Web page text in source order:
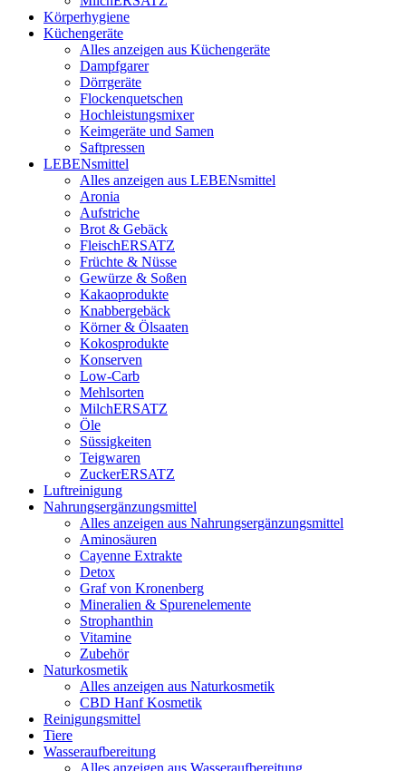
Körperhygiene
Küchengeräte
Alles anzeigen aus Küchengeräte
Dampfgarer
Dörrgeräte
Flockenquetschen
Hochleistungsmixer
Keimgeräte und Samen
Saftpressen
LEBENsmittel
Alles anzeigen aus LEBENsmittel
Aronia
Aufstriche
Brot & Gebäck
FleischERSATZ
Früchte & Nüsse
Gewürze & Soßen
Kakaoprodukte
Knabbergebäck
Körner & Ölsaaten
Kokosprodukte
Konserven
Low-Carb
Mehlsorten
MilchERSATZ
Öle
Süssigkeiten
Teigwaren
ZuckerERSATZ
Luftreinigung
Nahrungsergänzungsmittel
Alles anzeigen aus Nahrungsergänzungsmittel
Aminosäuren
Cayenne Extrakte
Detox
Graf von Kronenberg
Mineralien & Spurenelemente
Strophanthin
Vitamine
Zubehör
Naturkosmetik
Alles anzeigen aus Naturkosmetik
CBD Hanf Kosmetik
Reinigungsmittel
Tiere
Wasseraufbereitung
Alles anzeigen aus Wasseraufbereitung